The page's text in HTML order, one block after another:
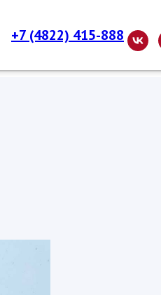
+7 (4822) 415-888